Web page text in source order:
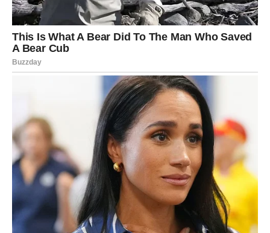
Sada se taj ciklus završava.
Devica ulazi u fazu u kojoj život dobija
jasnoću i svrhu
Ono što dolazi Devici je:
Smirenje uma
Red u emocijama
Osećaj da više ne mora da dokazuje svoju vrednost
Smisao života se pojavljuje kroz balans – posao koji ima